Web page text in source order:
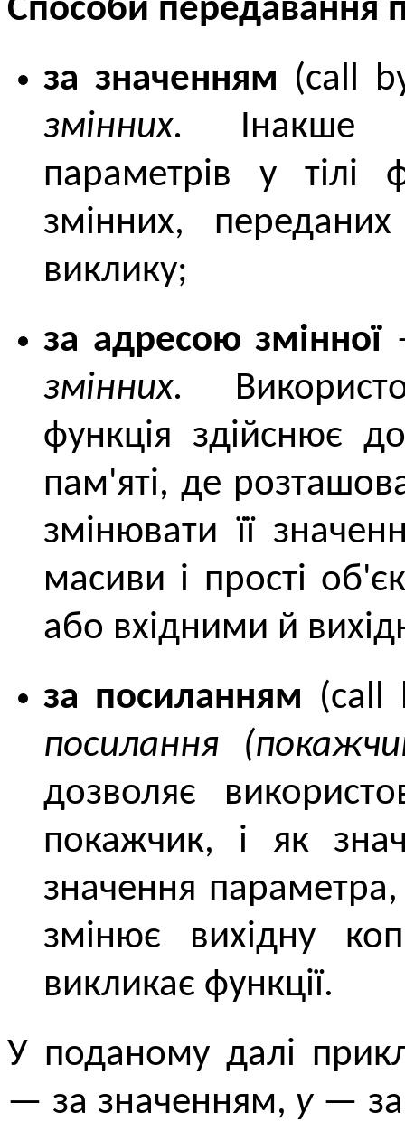
Способи передавання
за значенням (call
змінних. Інакше
параметрів у тілі
змінних,
виклику;
за адресою змінної
змінних.
функція здійснює
пам'яті, де
змінювати її
масиви і прості
або вхідними й
за посиланням
посилання
дозволяє
покажчик, і як
значення
змінює вихідну
викликає функції.
У поданому далі
— за значенням, y— за